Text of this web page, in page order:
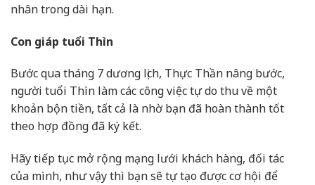
nhân trong dài hạn.
Con giáp tuổi Thìn
Bước qua tháng 7 dương lịch, Thực Thần nâng bước,
người tuổi Thìn làm các công việc tự do thu về một
khoản bộn tiền, tất cả là nhờ bạn đã hoàn thành tốt
theo hợp đồng đã ký kết.
Hãy tiếp tục mở rộng mạng lưới khách hàng, đối tác
của mình, như vậy thì bạn sẽ tự tạo được cơ hội để